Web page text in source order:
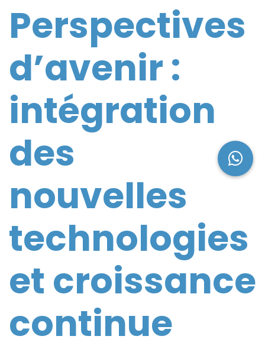
Perspectives
d’avenir :
intégration
des
nouvelles
technologies
et croissance
continue